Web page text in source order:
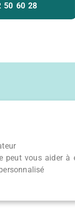
50 60 28
peut vous aider à